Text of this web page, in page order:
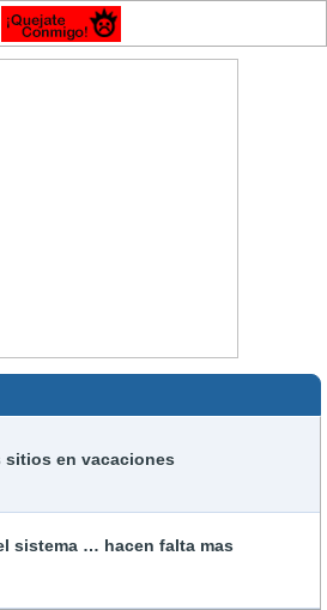
sitios en vacaciones
sistema … hacen falta mas